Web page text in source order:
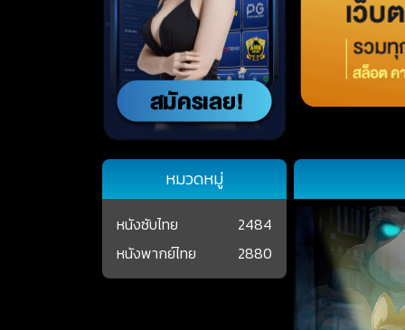
หมวดหมู่
หนังซับไทย
2484
หนังพากย์ไทย
2880